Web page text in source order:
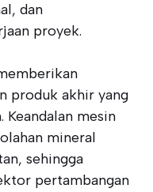
dan
proyek.
produk akhir yang
Keandalan mesin
mineral
sehingga
pertambangan